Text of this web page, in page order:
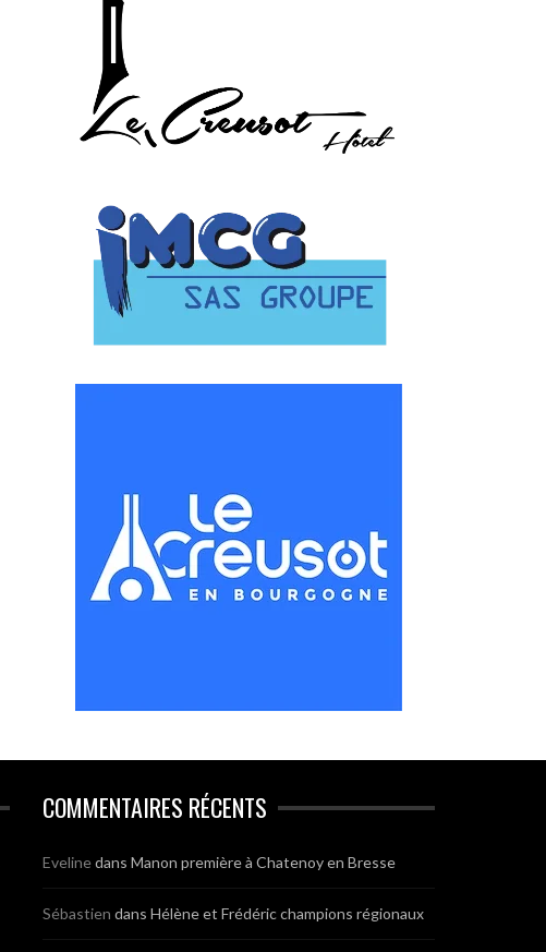
COMMENTAIRES RÉCENTS
Evelinedans Manon première à Chatenoy en Bresse
Sébastien dans Hélène et Frédéric champions régionaux